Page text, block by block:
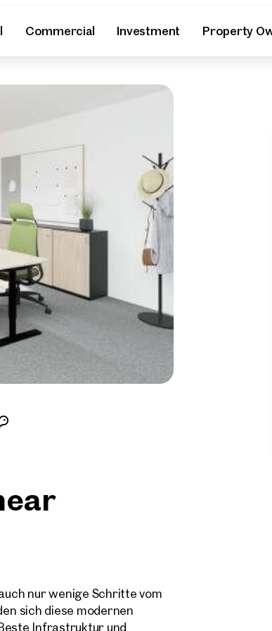
Commercial Investment Property
nur wenige Schritte vom
sich diese modernen
Infrastruktur und